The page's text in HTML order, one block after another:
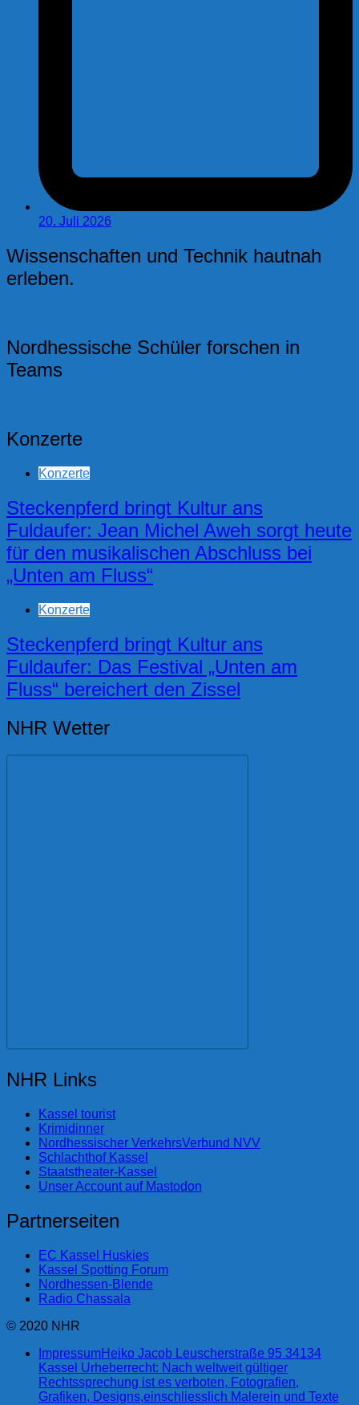
20. Juli 2026
Wissenschaften und Technik hautnah
erleben.
Nordhessische Schüler forschen in
Teams
Konzerte
Konzerte
Steckenpferd bringt Kultur ans
Fuldaufer: Jean Michel Aweh sorgt heute
für den musikalischen Abschluss bei
„Unten am Fluss“
Konzerte
Steckenpferd bringt Kultur ans
Fuldaufer: Das Festival „Unten am
Fluss“ bereichert den Zissel
NHR Wetter
NHR Links
Kassel tourist
Krimidinner
Nordhessischer VerkehrsVerbund NVV
Schlachthof Kassel
Staatstheater-Kassel
Unser Account auf Mastodon
Partnerseiten
EC Kassel Huskies
Kassel Spotting Forum
Nordhessen-Blende
Radio Chassala
© 2020 NHR
ImpressumHeiko Jacob Leuscherstraße 95 34134
Kassel Urheberrecht: Nach weltweit gültiger
Rechtssprechung ist es verboten, Fotografien,
Grafiken, Designs,einschliesslich Malerein und Texte